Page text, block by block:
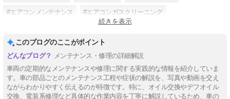
#エアコンメンテナンス #エアコンガスクリーニング
続きを表示
このブログのここがポイント
メンテナンス・修理の詳細解説
車両の定期的なメンテナンスや修理に関する実践的な情報を紹介していま
す。車の部品ごとのメンテナンス工程や症状の解説を、写真や動画を交え
ながらわかりやすく伝えるのが特徴です。特に、オイル交換やデフオイル
交換、電装系修理など具体的な作業内容を丁寧に解説しているため、車の